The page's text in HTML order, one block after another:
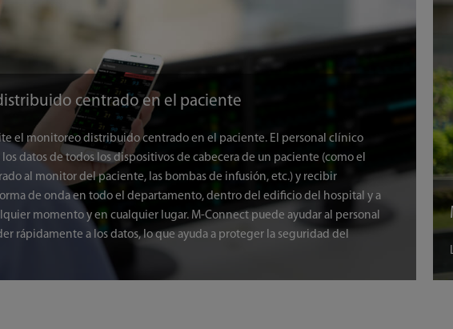
centrado en el paciente
el monitoreo distribuido centrado en el paciente. El personal clínico
datos de todos los dispositivos de cabecera de un paciente (como el
al monitor del paciente, las bombas de infusión, etc.) y recibir
de onda en todo el departamento, dentro del edificio del hospital y a
momento y en cualquier lugar. M-Connect puede ayudar al personal
rápidamente a los datos, lo que ayuda a proteger la seguridad del